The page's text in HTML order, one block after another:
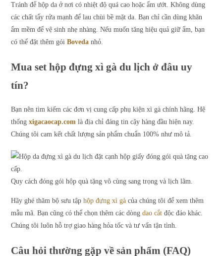
Tránh để hộp da ở nơi có nhiệt độ quá cao hoặc ẩm ướt. Không dùng
các chất tẩy rửa mạnh để lau chùi bề mặt da. Bạn chỉ cần dùng khăn
ẩm mềm để vệ sinh nhẹ nhàng. Nếu muốn tăng hiệu quả giữ ẩm, bạn
có thể đặt thêm góiBovedanhỏ.
Mua set hộp đựng xì gà du lịch ở đâu uy
tín?
Bạn nên tìm kiếm các đơn vị cung cấp phụ kiện xì gà chính hãng. Hệ
thốngxigacaocap.com là địa chỉ đáng tin cậy hàng đầu hiện nay.
Chúng tôi cam kết chất lượng sản phẩm chuẩn 100% như mô tả.
Quy cách đóng gói hộp quà tặng vô cùng sang trọng và lịch lãm.
Hãy ghé thăm bộ sưu tậphộp đựng xì gà của chúng tôi để xem thêm
mẫu mã. Bạn cũng có thể chọn thêm các dòngdao cắt độc đáo khác.
Chúng tôi luôn hỗ trợ giao hàng hỏa tốc và tư vấn tận tình.
Câu hỏi thường gặp về sản phẩm (FAQ)